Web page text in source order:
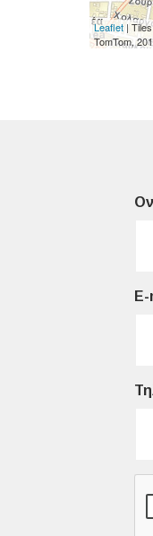
Leaflet |
TomTom,
E-